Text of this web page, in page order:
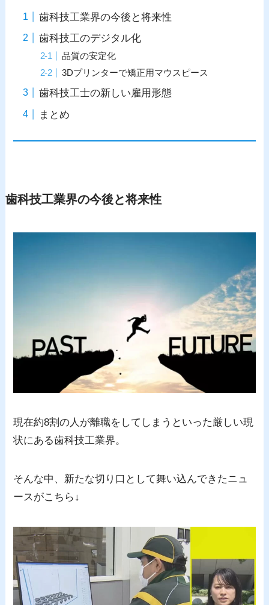
歯科技工業界の今後と将来性
歯科技工のデジタル化
品質の安定化
3Dプリンターで矯正用マウスピース
歯科技工士の新しい雇用形態
まとめ
歯科技工業界の今後と将来性
現在約8割の人が離職をしてしまうといった厳しい現
状にある歯科技工業界。
そんな中、新たな切り口として舞い込んできたニュ
ースがこちら↓